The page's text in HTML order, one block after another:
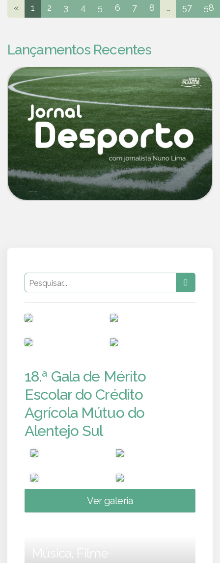
« 1 2 3 4 5 6 7 8 ... 57 58
Lançamentos Recentes
18.ª Gala de Mérito
Escolar do Crédito
Agrícola Mútuo do
Alentejo Sul
Ver galeria
Música, Filme